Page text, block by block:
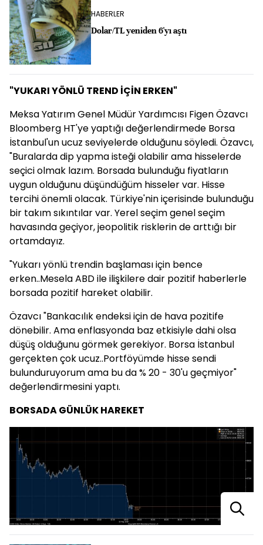
HABERLER
Dolar/TL yeniden 6'yı aştı
"YUKARI YÖNLÜ TREND İÇİN ERKEN"
Meksa Yatırım Genel Müdür Yardımcısı Figen Özavcı
Bloomberg HT'ye yaptığı değerlendirmede Borsa
İstanbul'un ucuz seviyelerde olduğunu söyledi. Özavcı,
"Buralarda dip yapma isteği olabilir ama hisselerde
seçici olmak lazım. Borsada bulunduğu fiyatların
uygun olduğunu düşündüğüm hisseler var. Hisse
tercihi önemli olacak. Türkiye'nin içerisinde bulunduğu
bir takım sıkıntılar var. Yerel seçim genel seçim
havasında geçiyor, jeopolitik risklerin de arttığı bir
ortamdayız.
"Yukarı yönlü trendin başlaması için bence
erken..Mesela ABD ile ilişkilere dair pozitif haberlerle
borsada pozitif hareket olabilir.
Özavcı "Bankacılık endeksi için de hava pozitife
dönebilir. Ama enflasyonda baz etkisiyle dahi olsa
düşüş olduğunu görmek gerekiyor. Borsa İstanbul
gerçekten çok ucuz..Portföyümde hisse sendi
bulunduruyorum ama bu da % 20 - 30'u geçmiyor"
değerlendirmesini yaptı.
BORSADA GÜNLÜK HAREKET